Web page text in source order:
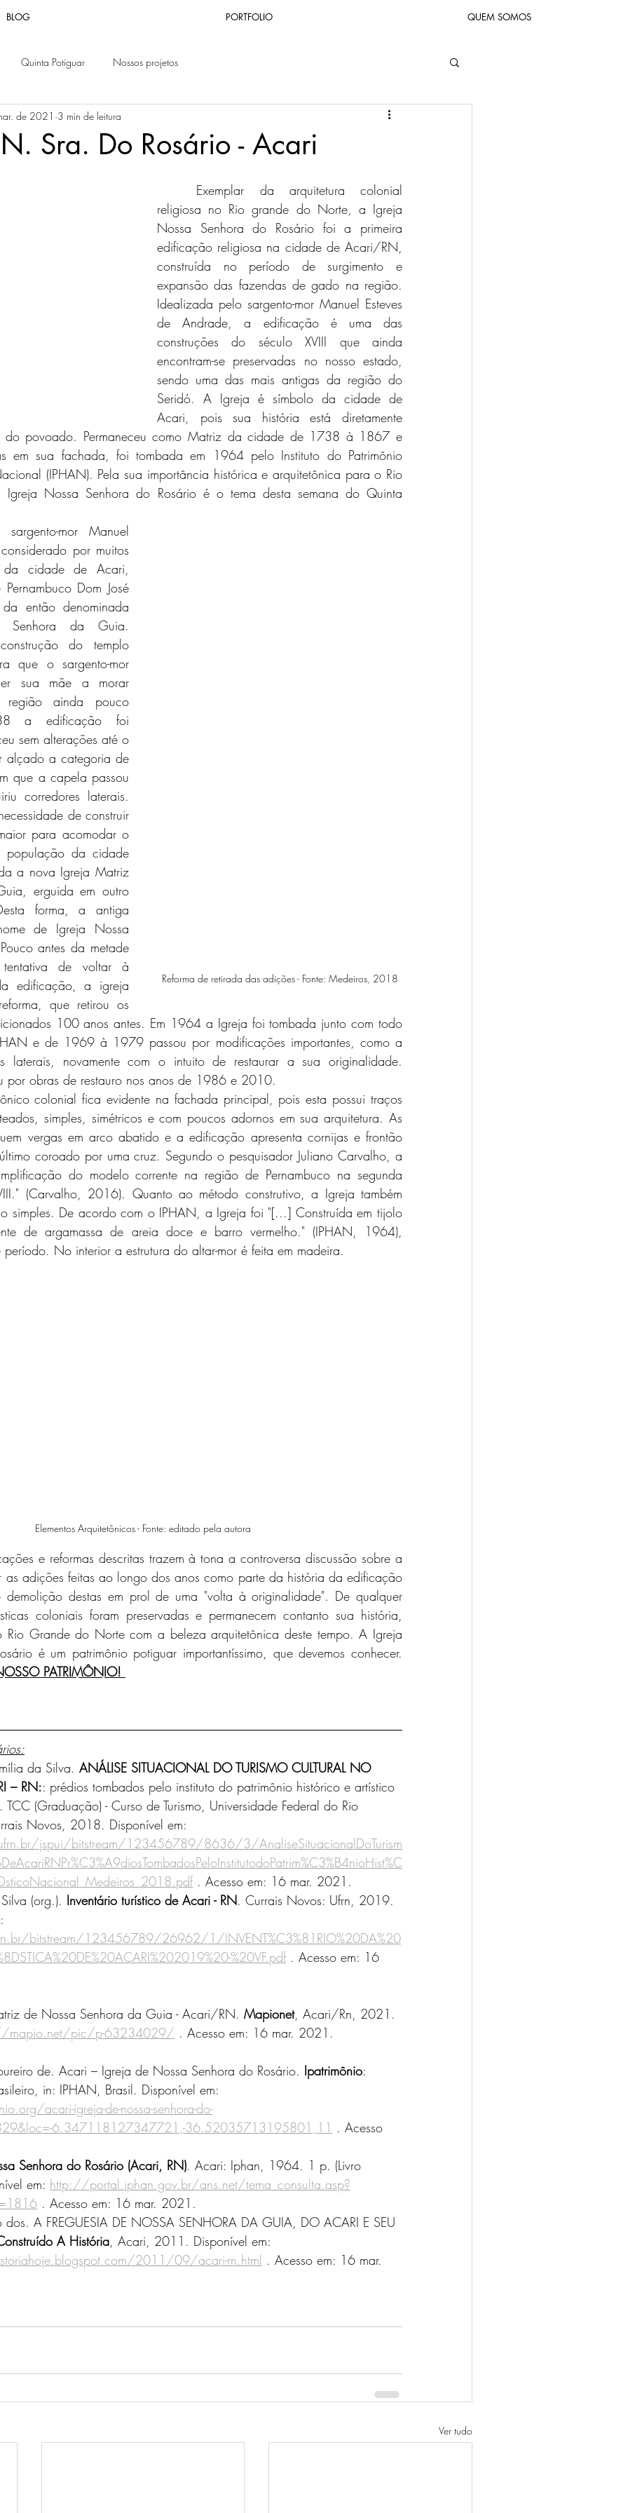
BLOG PORTFOLIO QUEM SOMOS
Quinta Potiguar Nossos projetos
Sra. Do Rosário - Acari
de 2021 3 min de leitura
religiosa no Rio grande do Norte, a Igreja
Nossa Senhora do Rosário foi a primeira
edificação religiosa na cidade de Acari/RN,
construída no período de surgimento e
expansão das fazendas de gado na região.
Idealizada pelo sargento-mor Manuel Esteves
de Andrade, a edificação é uma das
construções do século XVIII que ainda
encontram-se preservadas no nosso estado,
sendo uma das mais antigas da região do
Seridó. A Igreja é símbolo da cidade de
Acari, pois sua história está diretamente
do povoado. Permaneceu como Matriz da cidade de 1738 à 1867 e
em sua fachada, foi tombada em 1964 pelo Instituto do Patrimônio
(IPHAN). Pela sua importância histórica e arquitetônica para o Rio
Nossa Senhora do Rosário é o tema desta semana do Quinta
Reforma de retirada das adições - Fonte: Medeiros, 2018
por muitos
da cidade de Acari,
Dom José
então denominada
Senhora da Guia.
do templo
que o sargento-mor
sua mãe a morar
ainda pouco
a edificação foi
sem alterações até o
alçado a categoria de
que a capela passou
corredores laterais.
de construir
para acomodar o
população da cidade
a nova Igreja Matriz
erguida em outro
forma, a antiga
de Igreja Nossa
antes da metade
de voltar à
edificação, a igreja
que retirou os
100 anos antes. Em 1964 a Igreja foi tombada junto com todo
e de 1969 à 1979 passou por modificações importantes, como a
laterais, novamente com o intuito de restaurar a sua originalidade.
por obras de restauro nos anos de 1986 e 2010.
simples, simétricos e com poucos adornos em sua arquitetura. As
vergas em arco abatido e a edificação apresenta cornijas e frontão
coroado por uma cruz. Segundo o pesquisador Juliano Carvalho, a
do modelo corrente na região de Pernambuco na segunda
(Carvalho, 2016). Quanto ao método construtivo, a Igreja também
simples. De acordo com o IPHAN, a Igreja foi "[...] Construída em tijolo
de argamassa de areia doce e barro vermelho." (IPHAN, 1964),
período. No interior a estrutura do altar-mor é feita em madeira.
Elementos Arquitetônicos - Fonte: editado pela autora
as adições feitas ao longo dos anos como parte da história da edificação
destas em prol de uma "volta à originalidade". De qualquer
coloniais foram preservadas e permanecem contanto sua história,
Rio Grande do Norte com a beleza arquitetônica deste tempo. A Igreja
PATRIMÔNIO!
da Silva. ANÁLISE SITUACIONAL DO TURISMO CULTURAL NO
– RN:: prédios tombados pelo instituto do patrimônio histórico e artístico
(Graduação) - Curso de Turismo, Universidade Federal do Rio
Novos, 2018. Disponível em:
jspui/bitstream/123456789/8636/3/AnaliseSituacionalDoTurism
. Acesso em: 16 mar. 2021.
(org.). Inventário turístico de Acari - RN. Currais Novos: Ufrn, 2019.
bitstream/123456789/26962/1/INVENT%C3%81RIO%20DA%20
%20VF.pdf . Acesso em: 16
de Nossa Senhora da Guia - Acari/RN. Mapionet, Acari/Rn, 2021.
mapio.net/pic/p-63234029/ . Acesso em: 16 mar. 2021.
de. Acari – Igreja de Nossa Senhora do Rosário. Ipatrimônio:
in: IPHAN, Brasil. Disponível em:
acari-igreja-de-nossa-senhora-do-
6.347118127347721,-36.52035713195801,11 . Acesso
Senhora do Rosário (Acari, RN). Acari: Iphan, 1964. 1 p. (Livro
em: http://portal.iphan.gov.br/ans.net/tema_consulta.asp?
. Acesso em: 16 mar. 2021.
A FREGUESIA DE NOSSA SENHORA DA GUIA, DO ACARI E SEU
A História , Acari, 2011. Disponível em:
2011/09/acari-rn.html . Acesso em: 16 mar.
Ver tudo